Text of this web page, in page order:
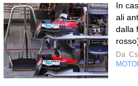
In
ali
dalla
Da